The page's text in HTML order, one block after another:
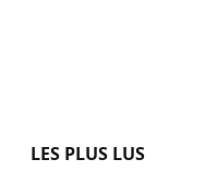
LES PLUS LUS